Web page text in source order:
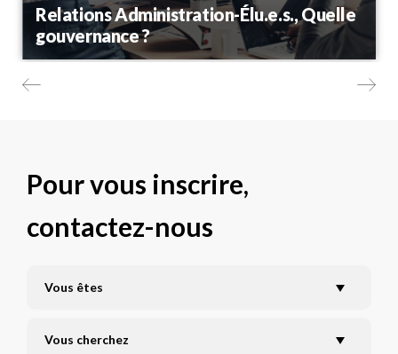
Relations Administration-Élu.e.s., Quelle
gouvernance ?
Pour vous inscrire,
contactez-nous
Vous êtes
Vous cherchez